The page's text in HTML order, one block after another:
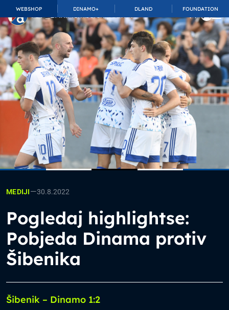
WEBSHOP DINAMO+ DLAND FOUNDATION
TOP_BAR.MembershipSuffix
MEDIJI—30.8.2022
Pogledaj highlightse:
Pobjeda Dinama protiv
Šibenika
Šibenik – Dinamo 1:2